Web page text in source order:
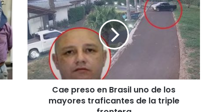
Cae preso en Brasil uno de los
mayores traficantes de la triple